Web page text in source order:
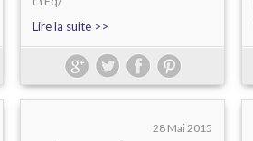
Lire la suite >>
28 Mai 2015